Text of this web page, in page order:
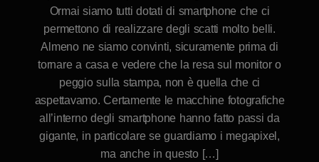
Ormai siamo tutti dotati di smartphone che ci
permettono di realizzare degli scatti molto belli.
Almeno ne siamo convinti, sicuramente prima di
tornare a casa e vedere che la resa sul monitor o
peggio sulla stampa, non è quella che ci
aspettavamo. Certamente le macchine fotografiche
all’interno degli smartphone hanno fatto passi da
gigante, in particolare se guardiamo i megapixel,
ma anche in questo […]